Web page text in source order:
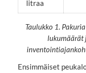
litraa
Taulukko 1.
lukumäärät
Ensimmäiset